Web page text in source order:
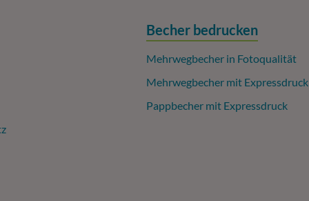
Becher bedrucken
Mehrwegbecher in Fotoqualität
Mehrwegbecher mit Expressdruck
Pappbecher mit Expressdruck